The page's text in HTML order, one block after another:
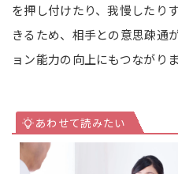
を押し付けたり、我慢したり
きるため、相手との意思疎通
ョン能力の向上にもつながりま